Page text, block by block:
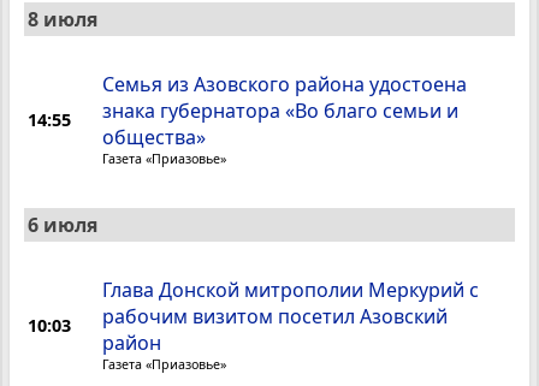
8 июля
14:55
Семья из Азовского района удостоена
знака губернатора «Во благо семьи и
общества»
Газета «Приазовье»
6 июля
10:03
Глава Донской митрополии Меркурий с
рабочим визитом посетил Азовский
район
Газета «Приазовье»